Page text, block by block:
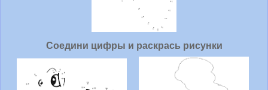
Соедини цифры и раскрась рисунки